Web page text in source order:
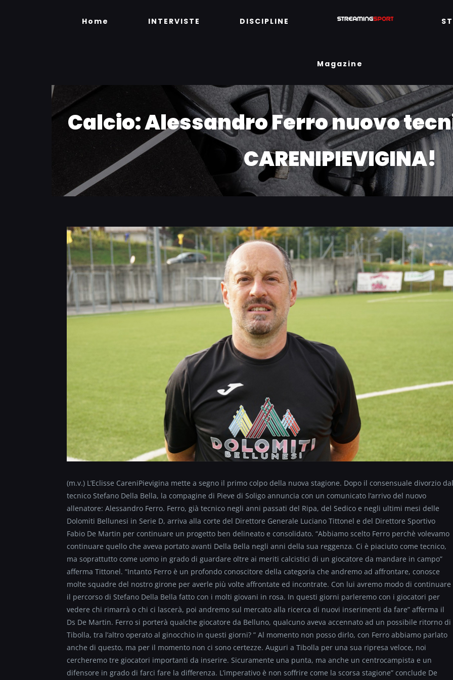
Home INTERVISTE DISCIPLINE
Magazine
Calcio: Alessandro Ferro nuovo
CARENIPIEVIGINA!
(m.v.) L’Eclisse CareniPievigina mette a segno il primo colpo della nuova stagione. Dopo il consensuale divorzio dal
tecnico Stefano Della Bella, la compagine di Pieve di Soligo annuncia con un comunicato l’arrivo del nuovo
allenatore: Alessandro Ferro. Ferro, già tecnico negli anni passati del Ripa, del Sedico e negli ultimi mesi delle
Dolomiti Bellunesi in Serie D, arriva alla corte del Direttore Generale Luciano Tittonel e del Direttore Sportivo
Fabio De Martin per continuare un progetto ben delineato e consolidato. “Abbiamo scelto Ferro perchè volevamo
continuare quello che aveva portato avanti Della Bella negli anni della sua reggenza. Ci è piaciuto come tecnico,
ma soprattutto come uomo in grado di guardare oltre ai meriti calcistici di un giocatore da mandare in campo”
afferma Tittonel. “Intanto Ferro è un profondo conoscitore della categoria che andremo ad affrontare, conosce
molte squadre del nostro girone per averle più volte affrontate ed incontrate. Con lui avremo modo di continuare
il percorso di Stefano Della Bella fatto con i molti giovani in rosa. In questi giorni parleremo con i giocatori per
vedere chi rimarrà o chi ci lascerà, poi andremo sul mercato alla ricerca di nuovi inserimenti da fare” afferma il
Ds De Martin. Ferro si porterà qualche giocatore da Belluno, qualcuno aveva accennato ad un possibile ritorno di
Tibolla, tra l’altro operato al ginocchio in questi giorni? ” Al momento non posso dirlo, con Ferro abbiamo parlato
anche di questo, ma per il momento non ci sono certezze. Auguri a Tibolla per una sua ripresa veloce, noi
cercheremo tre giocatori importanti da inserire. Sicuramente una punta, ma anche un centrocampista e un
difensore in grado di farci fare la differenza. L’imperativo è non soffrire come la scorsa stagione” conclude De